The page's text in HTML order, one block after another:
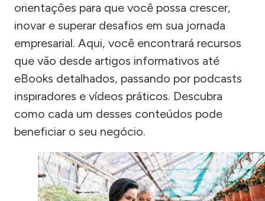
orientações para que você possa crescer,
inovar e superar desafios em sua jornada
empresarial. Aqui, você encontrará recursos
que vão desde artigos informativos até
eBooks detalhados, passando por podcasts
inspiradores e vídeos práticos. Descubra
como cada um desses conteúdos pode
beneficiar o seu negócio.